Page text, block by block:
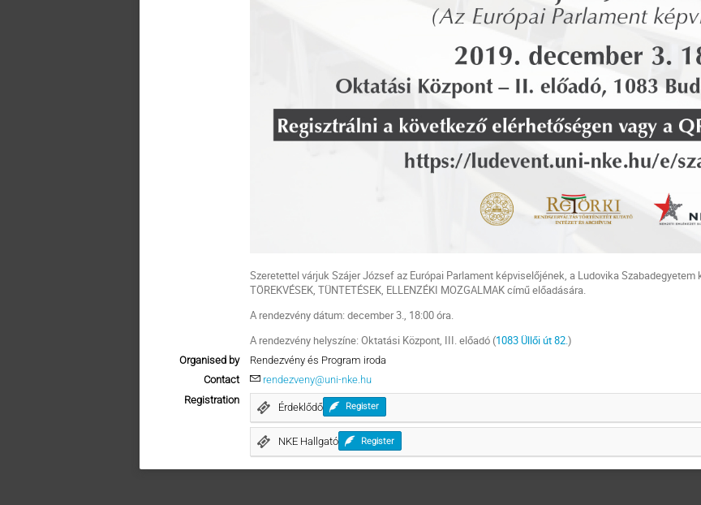
Szeretettel várjuk Szájer József az Európai Parlament képviselőjének, a Ludovika
TÖREKVÉSEK, TÜNTETÉSEK, ELLENZÉKI MOZGALMAKcímű előadására.
A rendezvény dátum: december 3., 18:00 óra.
A rendezvény helyszíne: Oktatási Központ, III. előadó (1083 Üllői út 82.)
Organised by
Rendezvény és Program iroda
Contact
rendezveny@uni-nke.hu
Registration
Érdeklődő Register
NKE Hallgató Register